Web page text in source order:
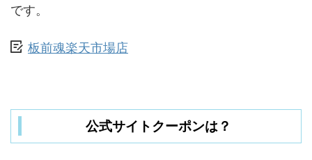
です。
板前魂楽天市場店
公式サイトクーポンは？